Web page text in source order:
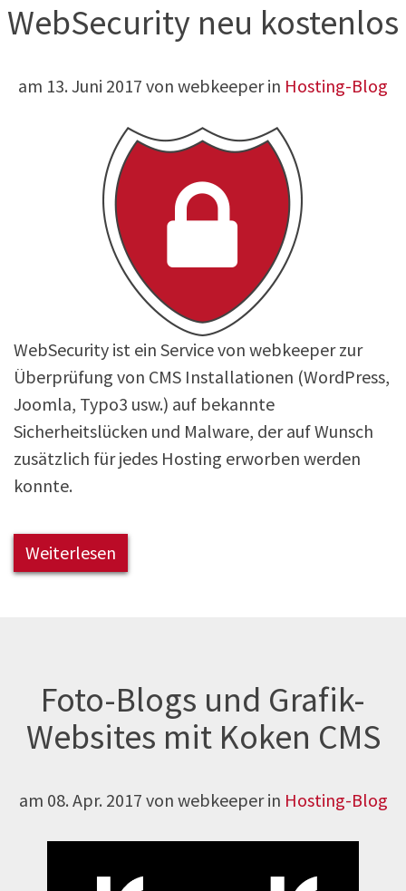
WebSecurity neu kostenlos
am 13. Juni 2017 von webkeeper in Hosting-Blog
WebSecurity ist ein Service von webkeeper zur
Überprüfung von CMS Installationen (WordPress,
Joomla, Typo3 usw.) auf bekannte
Sicherheitslücken und Malware, der auf Wunsch
zusätzlich für jedes Hosting erworben werden
konnte.
Weiterlesen
Foto-Blogs und Grafik-
Websites mit Koken CMS
am 08. Apr. 2017 von webkeeper in Hosting-Blog